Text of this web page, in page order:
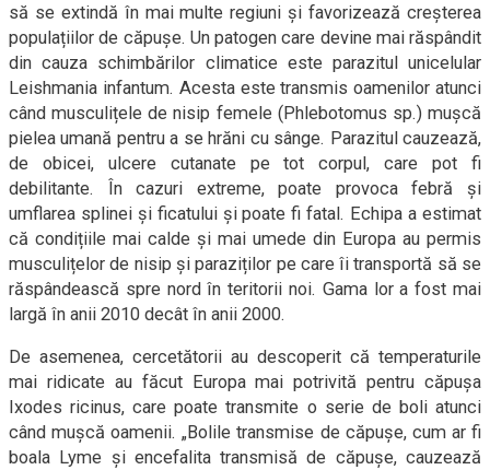
să se extindă în mai multe regiuni și favorizează creșterea
populațiilor de căpușe. Un patogen care devine mai răspândit
din cauza schimbărilor climatice este parazitul unicelular
Leishmania infantum. Acesta este transmis oamenilor atunci
când musculițele de nisip femele (Phlebotomus sp.) mușcă
pielea umană pentru a se hrăni cu sânge. Parazitul cauzează,
de obicei, ulcere cutanate pe tot corpul, care pot fi
debilitante. În cazuri extreme, poate provoca febră și
umflarea splinei și ficatului și poate fi fatal. Echipa a estimat
că condițiile mai calde și mai umede din Europa au permis
musculițelor de nisip și paraziților pe care îi transportă să se
răspândească spre nord în teritorii noi. Gama lor a fost mai
largă în anii 2010 decât în anii 2000.
De asemenea, cercetătorii au descoperit că temperaturile
mai ridicate au făcut Europa mai potrivită pentru căpușa
Ixodes ricinus, care poate transmite o serie de boli atunci
când mușcă oamenii. „Bolile transmise de căpușe, cum ar fi
boala Lyme și encefalita transmisă de căpușe, cauzează